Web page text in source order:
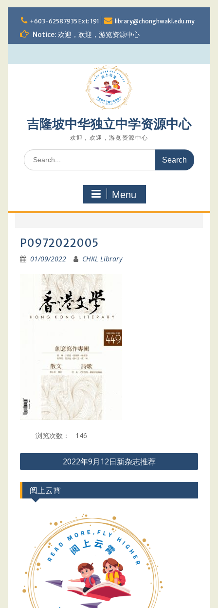
to
content
+603-62587935 Ext: 191 library@chonghwakl.edu.my
Notice: 欢迎，欢迎，游览资源中心
吉隆坡中华独立中学资源中心
欢迎，欢迎，游览资源中心
Search
for:
Menu
P0972022005
01/09/2022 CHKL Library
浏览次数： 146
Post
navigation
2022年9月12日新杂志推荐
阅上云霄